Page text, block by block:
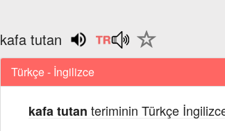
kafa tutan
Türkçe - İngilizce
kafa tutan teriminin Türkçe